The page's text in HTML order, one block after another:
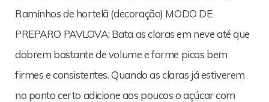
Raminhos de hortelã (decoração) MODO DE
PREPARO PAVLOVA: Bata as claras em neve até que
dobrem bastante de volume e forme picos bem
firmes e consistentes. Quando as claras já estiverem
no ponto certo adicione aos poucos o açúcar com